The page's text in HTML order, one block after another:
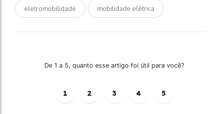
eletromobilidade mobilidade elétrica
De 1 a 5, quanto esse artigo foi útil para você?
1 2 3 4 5